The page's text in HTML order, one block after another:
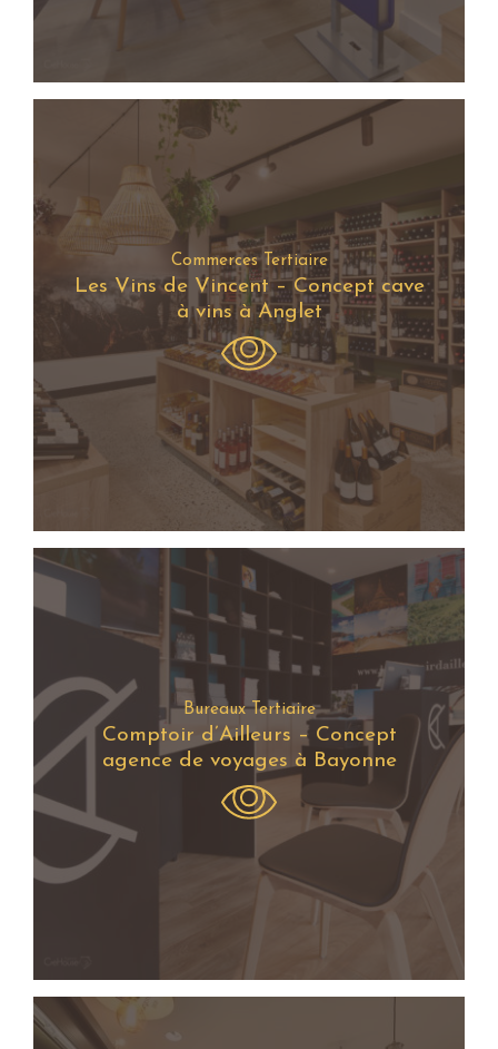
Commerces Tertiaire
Les Vins de Vincent – Concept cave
à vins à Anglet
Bureaux Tertiaire
Comptoir d’Ailleurs – Concept
agence de voyages à Bayonne